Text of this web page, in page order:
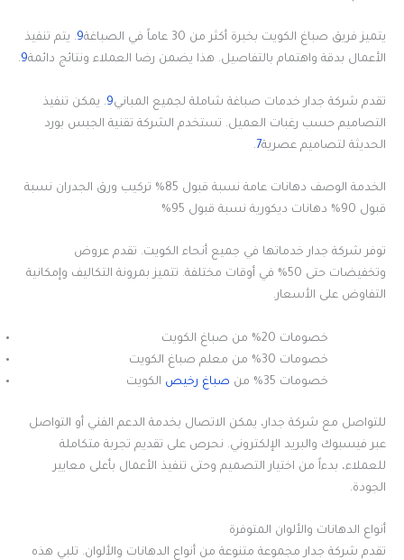
يتميز فريق صباغ الكويت بخبرة أكثر من 30 عاماً في الصباغة 9. يتم تنفيذ
الأعمال بدقة واهتمام بالتفاصيل. هذا يضمن رضا العملاء ونتائج دائمة9
.
تقدم شركة جدار خدمات صباغة شاملة لجميع المباني9. يمكن تنفيذ
التصاميم حسب رغبات العميل. تستخدم الشركة تقنية الجبس بورد
الحديثة لتصاميم عصرية7
.
الخدمة الوصف دهانات عامة نسبة قبول 85% تركيب ورق الجدران نسبة
قبول 90% دهانات ديكورية نسبة قبول 95%
توفر شركة جدار خدماتها في جميع أنحاء الكويت. تقدم عروض
وتخفيضات حتى 50% في أوقات مختلفة. تتميز بمرونة التكاليف وإمكانية
التفاوض على الأسعار.
خصومات 20% من صباغ الكويت
خصومات 30% من معلم صباغ الكويت
خصومات 35% من
صباغ رخيص الكويت
للتواصل مع شركة جدار، يمكن الاتصال بخدمة الدعم الفني أو التواصل
عبر فيسبوك والبريد الإلكتروني. نحرص على تقديم تجربة متكاملة
للعملاء، بدءاً من اختيار التصميم وحتى تنفيذ الأعمال بأعلى معايير
الجودة.
أنواع الدهانات والألوان المتوفرة
تقدم شركة جدار مجموعة متنوعة من أنواع الدهانات والألوان. تلبي هذه